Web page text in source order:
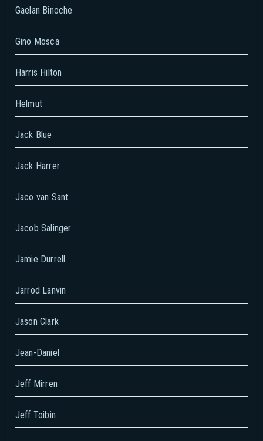
Gaelan Binoche
Gino Mosca
Harris Hilton
Helmut
Jack Blue
Jack Harrer
Jaco van Sant
Jacob Salinger
Jamie Durrell
Jarrod Lanvin
Jason Clark
Jean-Daniel
Jeff Mirren
Jeff Toibin